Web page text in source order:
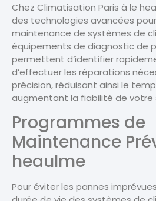
Chez Climatisation Paris à le
des technologies avancées
maintenance de systèmes de
équipements de diagnostic de
permettent d’identifier
d’effectuer les réparations
précision, réduisant ainsi le
augmentant la fiabilité de votre
Programmes de
Maintenance
heaulme
Pour éviter les pannes